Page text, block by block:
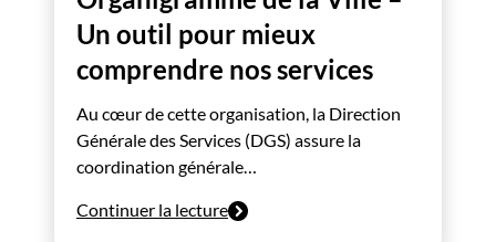
Un outil pour mieux
comprendre nos services
Au cœur de cette organisation, la Direction
Générale des Services (DGS) assure la
coordination générale…
Continuer la lecture